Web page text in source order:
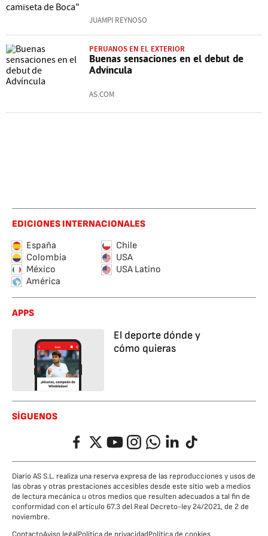
JUAMPI REYNOSO
PERUANOS EN EL EXTERIOR
Buenas sensaciones en el debut de
Advíncula
AS.COM
EDICIONES INTERNACIONALES
España
Chile
Colombia
USA
México
USA Latino
América
APPS
El deporte dónde y
cómo quieras
SÍGUENOS
FacebookTwitterYouTubeInstagramWhatsappLinkedIn
TikTok
Diario AS S.L. realiza una reserva expresa de las reproducciones y usos de
las obras y otras prestaciones accesibles desde este sitio web a medios
de lectura mecánica u otros medios que resulten adecuados a tal fin de
conformidad con el artículo 67.3 del Real Decreto-ley 24/2021, de 2 de
noviembre.
ContactoAviso legalPolítica de privacidadPolítica de cookies